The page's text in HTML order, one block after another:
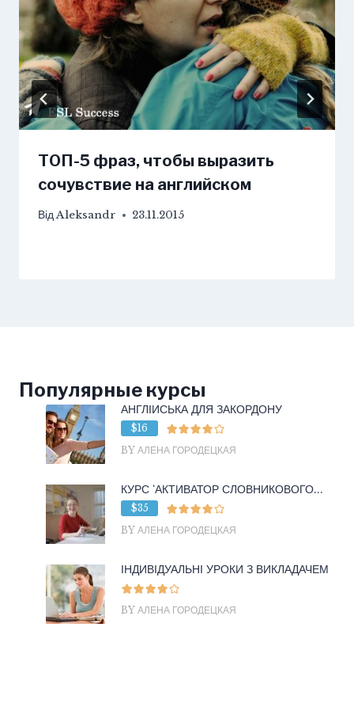
ТОП-5 фраз, чтобы выразить
сочувствие на английском
ВідAleksandr 23.11.2015
Популярные курсы
АНГЛІЙСЬКА ДЛЯ ЗАКОРДОНУ
$16
BY АЛЕНА ГОРОДЕЦКАЯ
КУРС ‘АКТИВАТОР СЛОВНИКОВОГО...
$35
BY АЛЕНА ГОРОДЕЦКАЯ
ІНДИВІДУАЛЬНІ УРОКИ З ВИКЛАДАЧЕМ
BY АЛЕНА ГОРОДЕЦКАЯ